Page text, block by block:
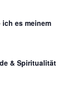
ich es meinem
& Spiritualität